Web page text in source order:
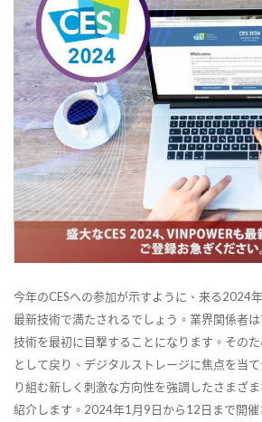
今年のCESへの参加が示すように、来る2024
最新技術で満たされるでしょう。業界関係者
技術を最初に目撃することになります。その
として戻り、デジタルストレージに焦点を当
り組む新しく刺激な方向性を強調したさまざ
紹介します。2024年1月9日から12日まで開催